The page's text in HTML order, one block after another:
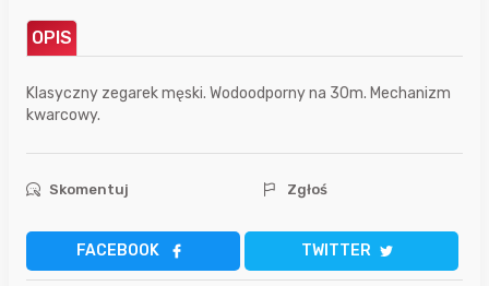
OPIS
Klasyczny zegarek męski. Wodoodporny na 30m. Mechanizm
kwarcowy.
Skomentuj Zgłoś
FACEBOOK TWITTER